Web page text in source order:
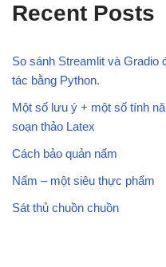
Recent Posts
So sánh Streamlit và
tác bằng Python.
Một số lưu ý + một số tính
soạn thảo Latex
Cách bảo quản nấm
Nấm – một siêu thực phẩm
Sát thủ chuồn chuồn